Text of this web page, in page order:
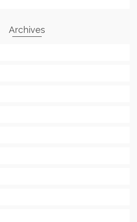
Archives